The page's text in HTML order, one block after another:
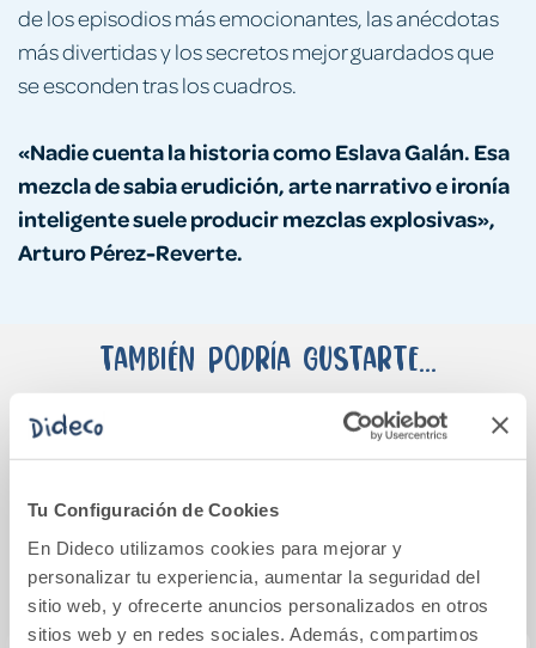
Tu Configuración de Cookies
En Dideco utilizamos cookies para mejorar y
personalizar tu experiencia, aumentar la seguridad del
sitio web, y ofrecerte anuncios personalizados en otros
sitios web y en redes sociales. Además, compartimos
de los episodios más emocionantes, las anécdotas
más divertidas y los secretos mejor guardados que
se esconden tras los cuadros.
«Nadie cuenta la historia como Eslava Galán. Esa
mezcla de sabia erudición, arte narrativo e ironía
inteligente suele producir mezclas explosivas»,
Arturo Pérez-Reverte.
También podría gustarte...